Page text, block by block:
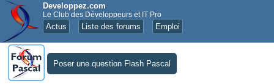
Developpez.com
Le Club des Développeurs et IT Pro
Actus Liste des forums Emploi
Poser une question Flash Pascal